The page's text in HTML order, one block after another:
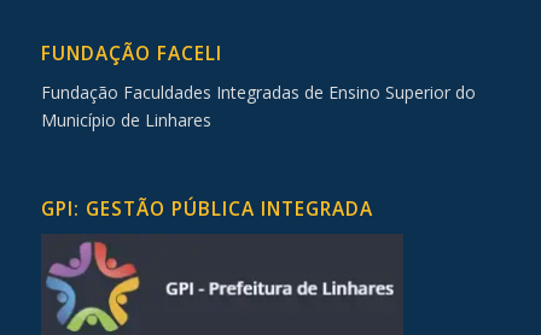
FUNDAÇÃO FACELI
Fundação Faculdades Integradas de Ensino Superior do
Município de Linhares
GPI: GESTÃO PÚBLICA INTEGRADA